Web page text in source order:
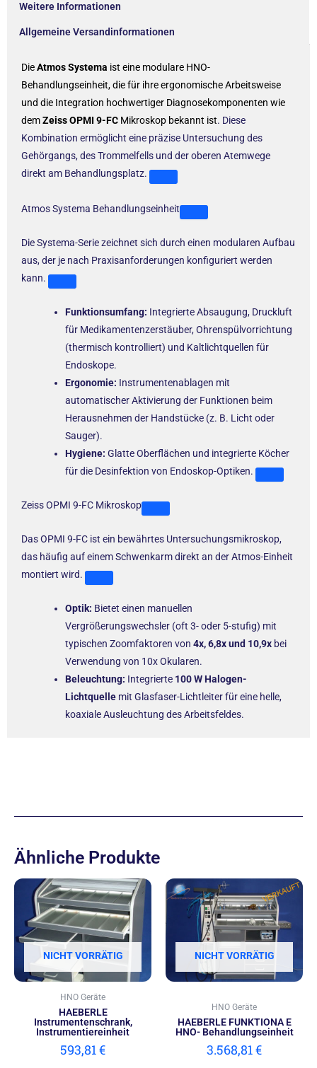
Weitere Informationen
Allgemeine Versandinformationen
DieAtmos Systema ist eine modulare HNO-
Behandlungseinheit, die für ihre ergonomische Arbeitsweise
und die Integration hochwertiger Diagnosekomponenten wie
demZeiss OPMI 9-FC Mikroskop bekannt ist. Diese
Kombination ermöglicht eine präzise Untersuchung des
Gehörgangs, des Trommelfells und der oberen Atemwege
direkt am Behandlungsplatz.
Atmos Systema Behandlungseinheit
Die Systema-Serie zeichnet sich durch einen modularen Aufbau
aus, der je nach Praxisanforderungen konfiguriert werden
kann.
Funktionsumfang: Integrierte Absaugung, Druckluft
für Medikamentenzerstäuber, Ohrenspülvorrichtung
(thermisch kontrolliert) und Kaltlichtquellen für
Endoskope.
Ergonomie: Instrumentenablagen mit
automatischer Aktivierung der Funktionen beim
Herausnehmen der Handstücke (z. B. Licht oder
Sauger).
Hygiene: Glatte Oberflächen und integrierte Köcher
für die Desinfektion von Endoskop-Optiken.
Zeiss OPMI 9-FC Mikroskop
Das OPMI 9-FC ist ein bewährtes Untersuchungsmikroskop,
das häufig auf einem Schwenkarm direkt an der Atmos-Einheit
montiert wird.
Optik: Bietet einen manuellen
Vergrößerungswechsler (oft 3- oder 5-stufig) mit
typischen Zoomfaktoren von 4x, 6,8x und 10,9x bei
Verwendung von 10x Okularen.
Beleuchtung: Integrierte 100 W Halogen-
Lichtquelle mit Glasfaser-Lichtleiter für eine helle,
koaxiale Ausleuchtung des Arbeitsfeldes.
Ähnliche Produkte
NICHT VORRÄTIG
HNO Geräte
HAEBERLE
Instrumentenschrank,
Instrumentiereinheit
593,81€
NICHT VORRÄTIG
HNO Geräte
HAEBERLE FUNKTIONA E
HNO- Behandlungseinheit
3.568,81€